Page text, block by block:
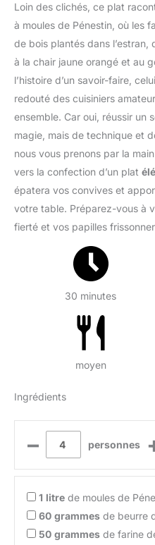
Loin des clichés, ce plat
à moules de Pénestin, où les
de bois plantés dans l’estran,
à la chair jaune orangé et au
l’histoire d’un savoir-faire,
redouté des cuisiniers
ensemble. Car oui, réussir un
magie, mais de technique et
nous vous prenons par la
vers la confection d’un plat
épatera vos convives et
votre table. Préparez-vous à
fierté et vos papilles
30 minutes
moyen
Ingrédients
– personnes
1 litre de moules de
60 grammes de beurre
50 grammes de farine